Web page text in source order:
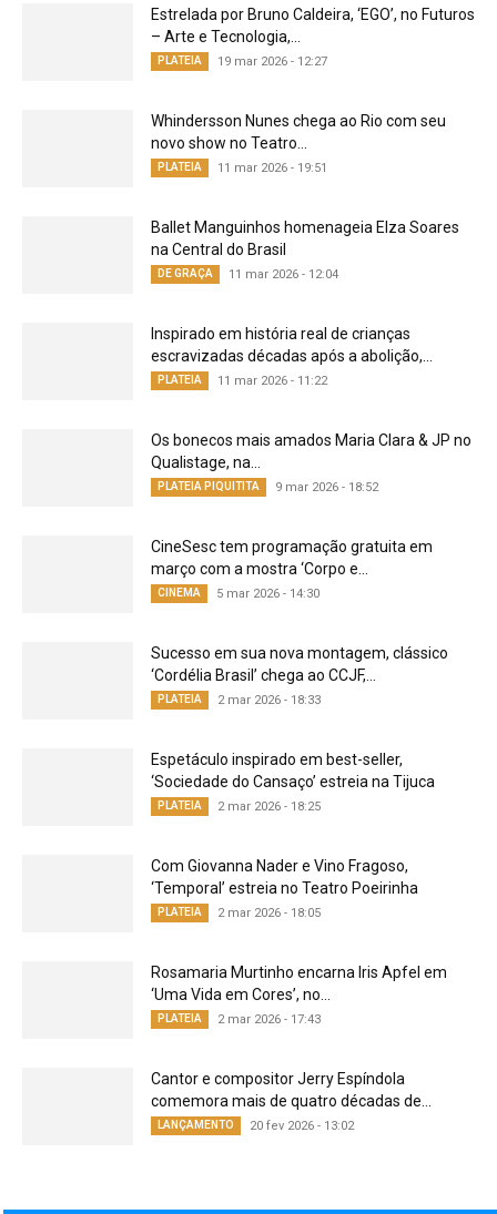
Estrelada por Bruno Caldeira, ‘EGO’, no Futuros
– Arte e Tecnologia,...
PLATEIA 19 mar 2026 - 12:27
Whindersson Nunes chega ao Rio com seu
novo show no Teatro...
PLATEIA 11 mar 2026 - 19:51
Ballet Manguinhos homenageia Elza Soares
na Central do Brasil
DE GRAÇA 11 mar 2026 - 12:04
Inspirado em história real de crianças
escravizadas décadas após a abolição,...
PLATEIA 11 mar 2026 - 11:22
Os bonecos mais amados Maria Clara & JP no
Qualistage, na...
PLATEIA PIQUITITA 9 mar 2026 - 18:52
CineSesc tem programação gratuita em
março com a mostra ‘Corpo e...
CINEMA 5 mar 2026 - 14:30
Sucesso em sua nova montagem, clássico
‘Cordélia Brasil’ chega ao CCJF,...
PLATEIA 2 mar 2026 - 18:33
Espetáculo inspirado em best-seller,
‘Sociedade do Cansaço’ estreia na Tijuca
PLATEIA 2 mar 2026 - 18:25
Com Giovanna Nader e Vino Fragoso,
‘Temporal’ estreia no Teatro Poeirinha
PLATEIA 2 mar 2026 - 18:05
Rosamaria Murtinho encarna Iris Apfel em
‘Uma Vida em Cores’, no...
PLATEIA 2 mar 2026 - 17:43
Cantor e compositor Jerry Espíndola
comemora mais de quatro décadas de...
LANÇAMENTO 20 fev 2026 - 13:02